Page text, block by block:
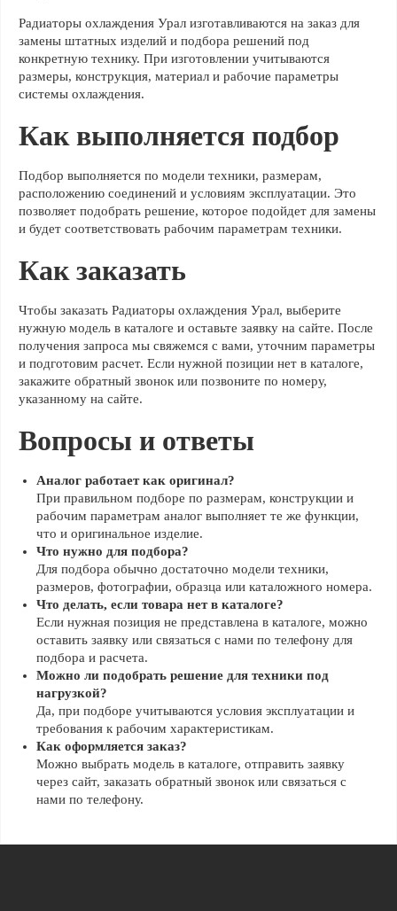
Радиаторы охлаждения Урал изготавливаются на заказ для
замены штатных изделий и подбора решений под
конкретную технику. При изготовлении учитываются
размеры, конструкция, материал и рабочие параметры
системы охлаждения.
Как выполняется подбор
Подбор выполняется по модели техники, размерам,
расположению соединений и условиям эксплуатации. Это
позволяет подобрать решение, которое подойдет для замены
и будет соответствовать рабочим параметрам техники.
Как заказать
Чтобы заказать Радиаторы охлаждения Урал, выберите
нужную модель в каталоге и оставьте заявку на сайте. После
получения запроса мы свяжемся с вами, уточним параметры
и подготовим расчет. Если нужной позиции нет в каталоге,
закажите обратный звонок или позвоните по номеру,
указанному на сайте.
Вопросы и ответы
Аналог работает как оригинал?
При правильном подборе по размерам, конструкции и
рабочим параметрам аналог выполняет те же функции,
что и оригинальное изделие.
Что нужно для подбора?
Для подбора обычно достаточно модели техники,
размеров, фотографии, образца или каталожного номера.
Что делать, если товара нет в каталоге?
Если нужная позиция не представлена в каталоге, можно
оставить заявку или связаться с нами по телефону для
подбора и расчета.
Можно ли подобрать решение для техники под
нагрузкой?
Да, при подборе учитываются условия эксплуатации и
требования к рабочим характеристикам.
Как оформляется заказ?
Можно выбрать модель в каталоге, отправить заявку
через сайт, заказать обратный звонок или связаться с
нами по телефону.